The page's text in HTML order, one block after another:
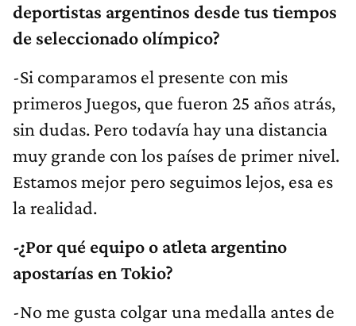
deportistas argentinos desde tus tiempos
de seleccionado olímpico?
-Si comparamos el presente con mis
primeros Juegos, que fueron 25 años atrás,
sin dudas. Pero todavía hay una distancia
muy grande con los países de primer nivel.
Estamos mejor pero seguimos lejos, esa es
la realidad.
-¿Por qué equipo o atleta argentino
apostarías en Tokio?
-No me gusta colgar una medalla antes de